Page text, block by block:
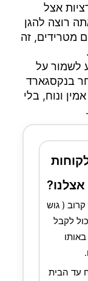
אצל
רוצה להגן
מטרידים, זה
לשמור על
בנקסגארד
ונוח, בלי
אצלנו?
קרוב ( גוש
לקבל
עד הבית